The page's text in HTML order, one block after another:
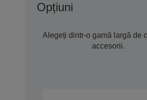
Opțiuni
Alegeți dintr-o gamă largă de
accesorii.